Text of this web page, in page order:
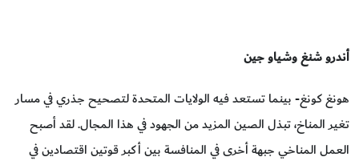
أندرو شنغ وشياو جين
هونغ كونغ- بينما تستعد فيه الولايات المتحدة لتصحيح جذري في مسار
تغير المناخ، تبذل الصين المزيد من الجهود في هذا المجال. لقد أصبح
العمل المناخي جبهة أخرى في المنافسة بين أكبر قوتين اقتصادين في